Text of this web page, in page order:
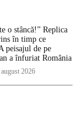
o stâncă!” Replica
în timp ce
peisajul de pe
a înfuriat România
2026